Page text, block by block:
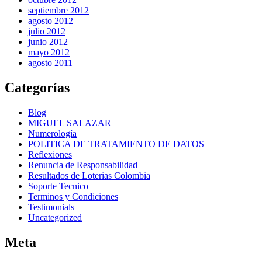
septiembre 2012
agosto 2012
julio 2012
junio 2012
mayo 2012
agosto 2011
Categorías
Blog
MIGUEL SALAZAR
Numerología
POLITICA DE TRATAMIENTO DE DATOS
Reflexiones
Renuncia de Responsabilidad
Resultados de Loterias Colombia
Soporte Tecnico
Terminos y Condiciones
Testimonials
Uncategorized
Meta